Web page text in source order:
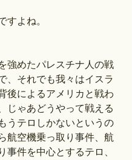
すよね。
強めたパレスチナ人の戦
、それでも我々はイスラ
後によるアメリカと戦わ
じゃあどうやって戦える
うテロしかないというの
航空機乗っ取り事件、航
事件を中心とするテロ、